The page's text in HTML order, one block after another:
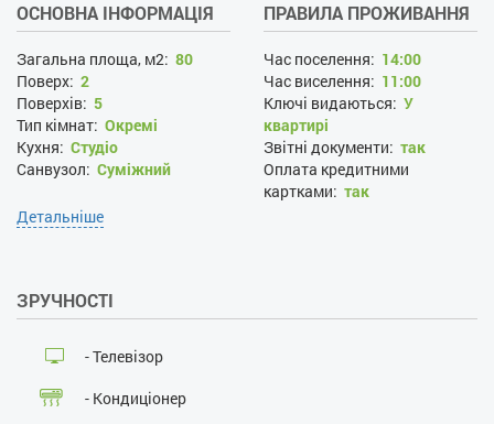
ОСНОВНА ІНФОРМАЦІЯ
Загальна площа, м2: 80
Поверх: 2
Поверхів: 5
Тип кімнат: Окремі
Кухня: Студіо
Санвузол: Суміжний
ПРАВИЛА ПРОЖИВАННЯ
Час поселення: 14:00
Час виселення: 11:00
Ключі видаються: У
квартирі
Звітні документи: так
Оплата кредитними
картками: так
ні
Детальніше
ЗРУЧНОСТІ
- Телевізор
- Кондиціонер